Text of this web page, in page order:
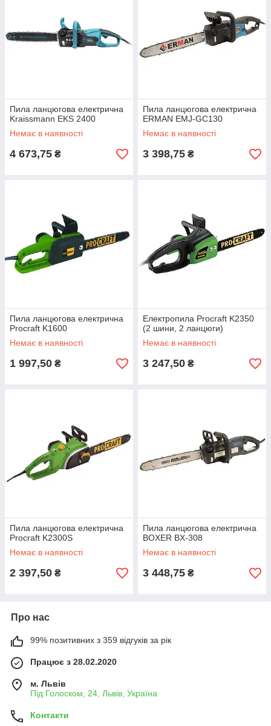
Пила ланцюгова електрична
Kraissmann EKS 2400
Немає в наявності
4 673,75 ₴
Пила ланцюгова електрична
ERMAN EMJ-GC130
Немає в наявності
3 398,75 ₴
Пила ланцюгова електрична
Procraft K1600
Немає в наявності
1 997,50 ₴
Електропила Procraft K2350
(2 шини, 2 ланцюги)
Немає в наявності
3 247,50 ₴
Пила ланцюгова електрична
Procraft K2300S
Немає в наявності
2 397,50 ₴
Пила ланцюгова електрична
BOXER BX-308
Немає в наявності
3 448,75 ₴
Про нас
99% позитивних з 359 відгуків за рік
Працює з 28.02.2020
м. Львів
Під Голоском, 24, Львів, Україна
Контакти